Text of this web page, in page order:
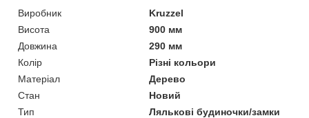
Виробник
Kruzzel
Висота
900 мм
Довжина
290 мм
Колір
Різні кольори
Матеріал
Дерево
Стан
Новий
Тип
Лялькові будиночки/замки